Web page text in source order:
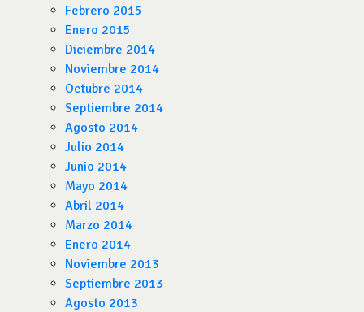
Febrero 2015
Enero 2015
Diciembre 2014
Noviembre 2014
Octubre 2014
Septiembre 2014
Agosto 2014
Julio 2014
Junio 2014
Mayo 2014
Abril 2014
Marzo 2014
Enero 2014
Noviembre 2013
Septiembre 2013
Agosto 2013